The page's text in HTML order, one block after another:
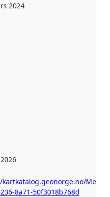
2024
8a71-50f3018b768d